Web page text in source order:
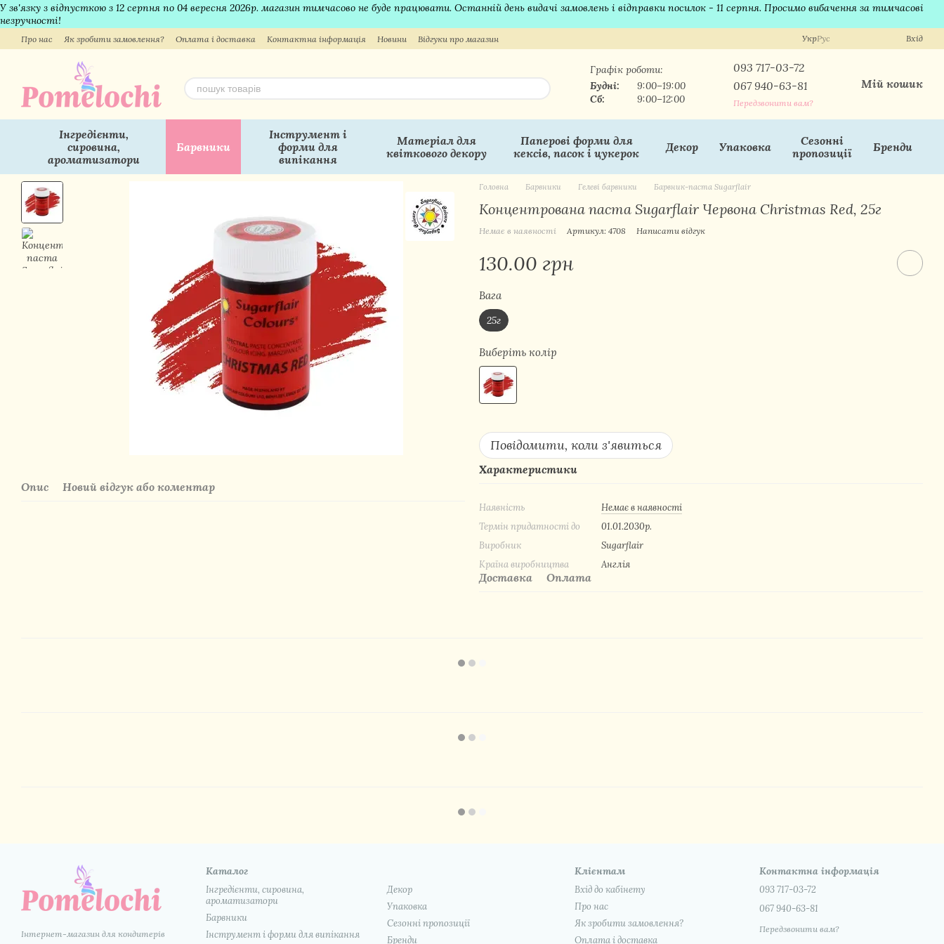
Перейти до основного контенту
У зв'язку з відпусткою з 12 серпня по 04 вересня 2026р. магазин тимчасово не буде працювати. Останній день видачі замовлень і відправки посилок - 11 серпня. Просимо вибачення за тимчасові
незручності!
Про нас Як зробити замовлення? Оплата і доставка Контактна інформація Новини Відгуки про магазин УкрРус Вхід
Графік роботи:
Будні:
9:00–19:00
Сб:
9:00–12:00
093 717-03-72
067 940-63-81
Передзвонити вам?
Мій кошик
Інгредієнти,
сировина,
ароматизатори
Барвники
Інструмент і
форми для
випікання
Матеріал для
квіткового декору
Паперові форми для
кексів, пасок і цукерок
Декор Упаковка
Сезонні
пропозиції
Бренди
Опис Новий відгук або коментар
Головна Барвники Гелеві барвники Барвник-паста Sugarflair
Концентрована паста Sugarflair Червона Christmas Red, 25г
Немає в наявності Артикул: 4708 Написати відгук
130.00 грн
Вага
25г
Виберіть колір
Повідомити, коли з'явиться
Характеристики
Наявність
Немає в наявності
Термін придатності до
01.01.2030р.
Виробник
Sugarflair
Країна виробництва
Англія
Доставка Оплата
Інтернет-магазин для кондитерів
Каталог
Інгредієнти, сировина,
ароматизатори
Барвники
Інструмент і форми для випікання
Декор
Упаковка
Сезонні пропозиції
Бренди
Клієнтам
Вхід до кабінету
Про нас
Як зробити замовлення?
Оплата і доставка
Контактна інформація
093 717-03-72
067 940-63-81
Передзвонити вам?